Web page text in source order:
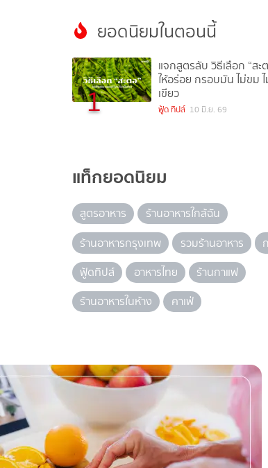
ยอดนิยมในตอนนี้
1
แจกสูตรลับ วิธีเลือก “สะ
ให้อร่อย กรอบมัน ไม่ขม
เขียว
ฟู้ด ทิปส์ 10 มิ.ย. 69
แท็กยอดนิยม
สูตรอาหาร
ร้านอาหารใกล้ฉัน
ร้านอาหารกรุงเทพ
รวมร้านอาหาร
ฟู้ดทิปส์
อาหารไทย
ร้านกาแฟ
ร้านอาหารในห้าง
คาเฟ่